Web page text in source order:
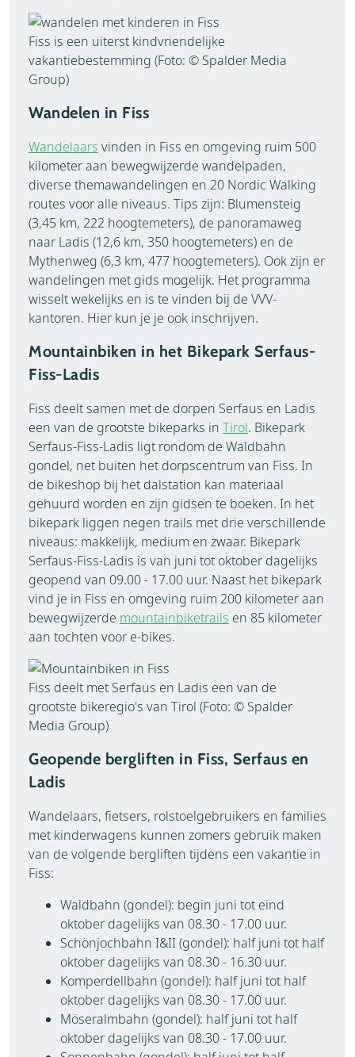
Fiss is een uiterst kindvriendelijke
vakantiebestemming (Foto: © Spalder Media
Group)
Wandelen in Fiss
Wandelaars vinden in Fiss en omgeving ruim 500
kilometer aan bewegwijzerde wandelpaden,
diverse themawandelingen en 20 Nordic Walking
routes voor alle niveaus. Tips zijn: Blumensteig
(3,45 km, 222 hoogtemeters), de panoramaweg
naar Ladis (12,6 km, 350 hoogtemeters) en de
Mythenweg (6,3 km, 477 hoogtemeters). Ook zijn er
wandelingen met gids mogelijk. Het programma
wisselt wekelijks en is te vinden bij de VVV-
kantoren. Hier kun je je ook inschrijven.
Mountainbiken in het Bikepark Serfaus-
Fiss-Ladis
Fiss deelt samen met de dorpen Serfaus en Ladis
een van de grootste bikeparks in Tirol. Bikepark
Serfaus-Fiss-Ladis ligt rondom de Waldbahn
gondel, net buiten het dorpscentrum van Fiss. In
de bikeshop bij het dalstation kan materiaal
gehuurd worden en zijn gidsen te boeken. In het
bikepark liggen negen trails met drie verschillende
niveaus: makkelijk, medium en zwaar. Bikepark
Serfaus-Fiss-Ladis is van juni tot oktober dagelijks
geopend van 09.00 - 17.00 uur. Naast het bikepark
vind je in Fiss en omgeving ruim 200 kilometer aan
bewegwijzerde mountainbiketrails en 85 kilometer
aan tochten voor e-bikes.
Fiss deelt met Serfaus en Ladis een van de
grootste bikeregio's van Tirol (Foto: © Spalder
Media Group)
Geopende bergliften in Fiss, Serfaus en
Ladis
Wandelaars, fietsers, rolstoelgebruikers en families
met kinderwagens kunnen zomers gebruik maken
van de volgende bergliften tijdens een vakantie in
Fiss:
Waldbahn (gondel): begin juni tot eind
oktober dagelijks van 08.30 - 17.00 uur.
Schönjochbahn I&II (gondel): half juni tot half
oktober dagelijks van 08.30 - 16.30 uur.
Komperdellbahn (gondel): half juni tot half
oktober dagelijks van 08.30 - 17.00 uur.
Möseralmbahn (gondel): half juni tot half
oktober dagelijks van 08.30 - 17.00 uur.